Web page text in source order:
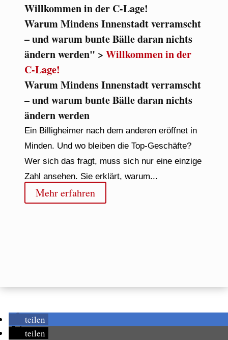
Willkommen in der C-Lage!
Warum Mindens Innenstadt verramscht
– und warum bunte Bälle daran nichts
ändern werden" > Willkommen in der
C-Lage!
Warum Mindens Innenstadt verramscht
– und warum bunte Bälle daran nichts
ändern werden
Ein Billigheimer nach dem anderen eröffnet in
Minden. Und wo bleiben die Top-Geschäfte?
Wer sich das fragt, muss sich nur eine einzige
Zahl ansehen. Sie erklärt, warum...
Mehr erfahren
teilen
teilen